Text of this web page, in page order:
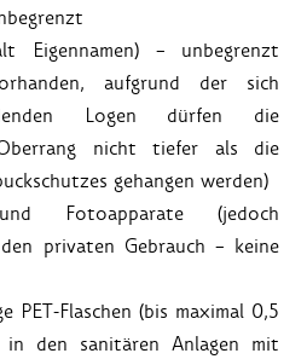
Eigennamen) – unbegrenzt
aufgrund der sich
Logen dürfen die
nicht tiefer als die
gehangen werden)
Fotoapparate (jedoch
privaten Gebrauch – keine
PET-Flaschen (bis maximal 0,5
in den sanitären Anlagen mit